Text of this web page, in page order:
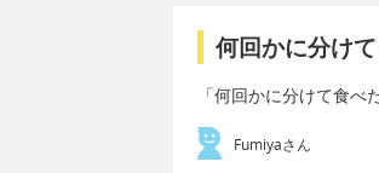
何回かに分け
「何回かに分けて食べ
Fumiyaさん